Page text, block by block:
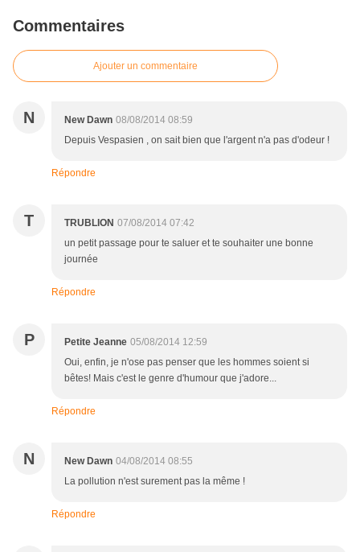
Commentaires
Ajouter un commentaire
N New Dawn 08/08/2014 08:59
Depuis Vespasien , on sait bien que l'argent n'a pas d'odeur !
Répondre
T TRUBLION 07/08/2014 07:42
un petit passage pour te saluer et te souhaiter une bonne
journée
Répondre
P Petite Jeanne 05/08/2014 12:59
Oui, enfin, je n'ose pas penser que les hommes soient si
bêtes! Mais c'est le genre d'humour que j'adore...
Répondre
N New Dawn 04/08/2014 08:55
La pollution n'est surement pas la même !
Répondre